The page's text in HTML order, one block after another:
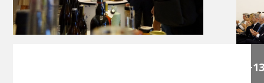
+13